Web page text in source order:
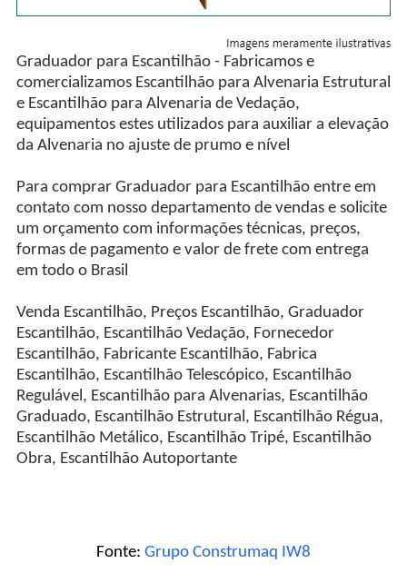
Graduador para Escantilhão - Fabricamos e
comercializamos Escantilhão para Alvenaria Estrutural
e Escantilhão para Alvenaria de Vedação,
equipamentos estes utilizados para auxiliar a elevação
da Alvenaria no ajuste de prumo e nível
Para comprar Graduador para Escantilhão entre em
contato com nosso departamento de vendas e solicite
um orçamento com informações técnicas, preços,
formas de pagamento e valor de frete com entrega
em todo o Brasil
Venda Escantilhão, Preços Escantilhão, Graduador
Escantilhão, Escantilhão Vedação, Fornecedor
Escantilhão, Fabricante Escantilhão, Fabrica
Escantilhão, Escantilhão Telescópico, Escantilhão
Regulável, Escantilhão para Alvenarias, Escantilhão
Graduado, Escantilhão Estrutural, Escantilhão Régua,
Escantilhão Metálico, Escantilhão Tripé, Escantilhão
Obra, Escantilhão Autoportante
Fonte: Grupo Construmaq IW8